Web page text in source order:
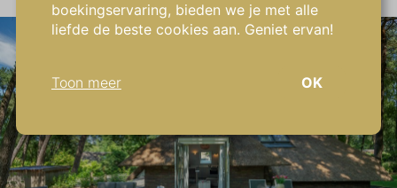
boekingservaring, bieden we je met alle
liefde de beste cookies aan. Geniet ervan!
Toon meer OK
Noodzakelijk:
Noodzakelijke cookies helpen een website
bruikbaarder te maken, door basisfuncties